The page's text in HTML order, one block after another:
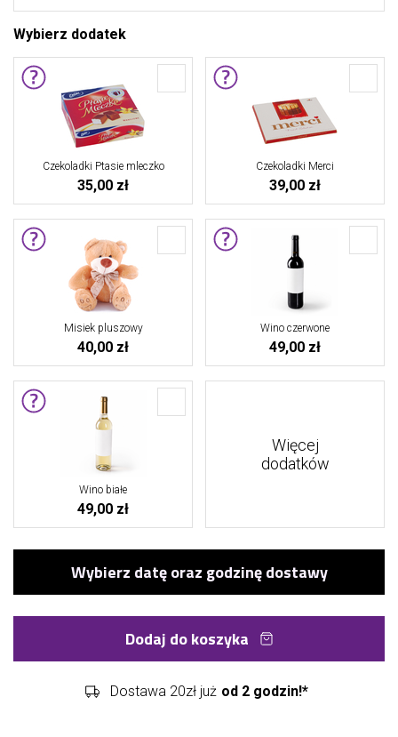
Wybierz dodatek
Czekoladki Ptasie mleczko
35,00 zł
Czekoladki Merci
39,00 zł
Misiek pluszowy
40,00 zł
Wino czerwone
49,00 zł
Wino białe
49,00 zł
Więcej
dodatków
Dodaj do koszyka
Dostawa 20zł już od 2 godzin!*